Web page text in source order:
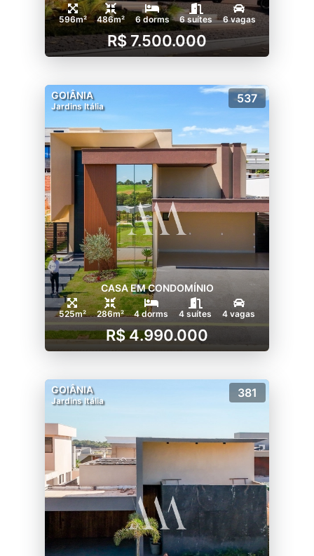
596m² 486m² 6 dorms 6 suítes 6 vagas
R$ 7.500.000
GOIÂNIA
Jardins Itália
537
CASA EM CONDOMÍNIO
525m² 286m² 4 dorms 4 suítes 4 vagas
R$ 4.990.000
GOIÂNIA
Jardins Itália
381